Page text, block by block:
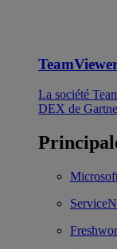
La société
DEX de